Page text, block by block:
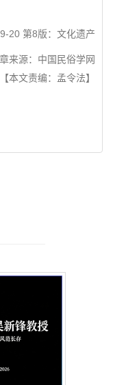
20 第8版：文化遗产
来源：中国民俗学网
【本文责编：孟令法】